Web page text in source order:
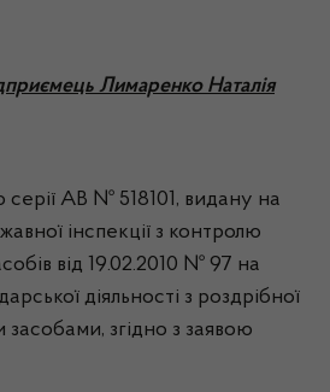
Лимаренко Наталія
серії АВ № 518101, видану на
інспекції з контролю
від 19.02.2010 № 97 на
діяльності з роздрібної
засобами, згідно з заявою